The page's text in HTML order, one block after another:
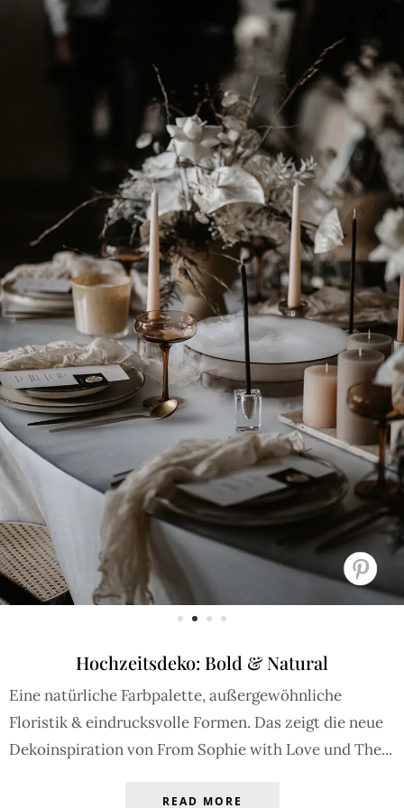
Hochzeitsdeko: Bold & Natural
Eine natürliche Farbpalette, außergewöhnliche
Floristik & eindrucksvolle Formen. Das zeigt die neue
Dekoinspiration von From Sophie with Love und The...
BRAUTMODE SHOP IT JOURNAL
Array ( [0] => extra_args [1] => Array ( [post__not_in] =>
Array ( [0] => 107193 ) ) )